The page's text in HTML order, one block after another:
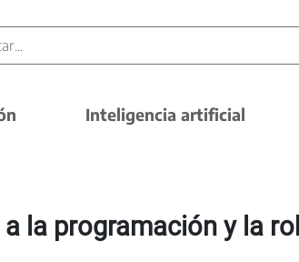
Inteligencia artificial
la programación y la